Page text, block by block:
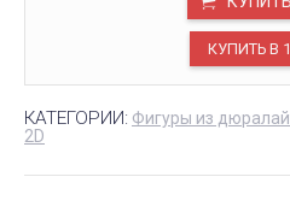
КАТЕГОРИИ: Фигуры из
2D